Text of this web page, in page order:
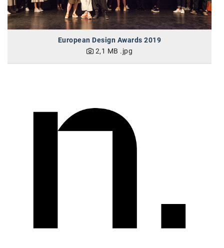
Kontakt
European Design Awards 2019
2,1 MB .jpg